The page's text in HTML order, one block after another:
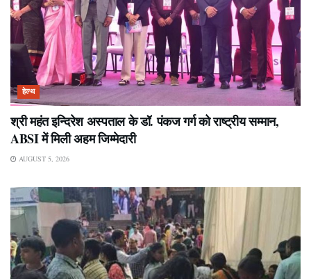
हेल्थ
श्री महंत इन्दिरेश अस्पताल के डॉ. पंकज गर्ग को राष्ट्रीय सम्मान,
ABSI में मिली अहम जिम्मेदारी
AUGUST 5, 2026